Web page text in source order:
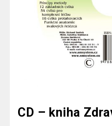
CD – kniha